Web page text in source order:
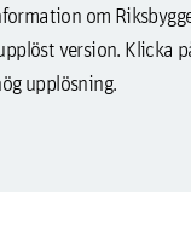
om
version. Klicka
upplösning.